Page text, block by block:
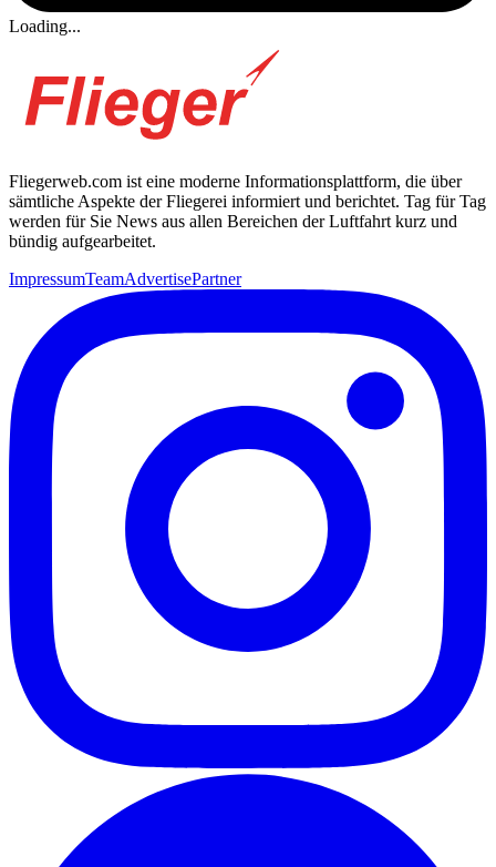
Loading...
Fliegerweb.com ist eine moderne Informationsplattform, die über
sämtliche Aspekte der Fliegerei informiert und berichtet. Tag für Tag
werden für Sie News aus allen Bereichen der Luftfahrt kurz und
bündig aufgearbeitet.
ImpressumTeamAdvertisePartner